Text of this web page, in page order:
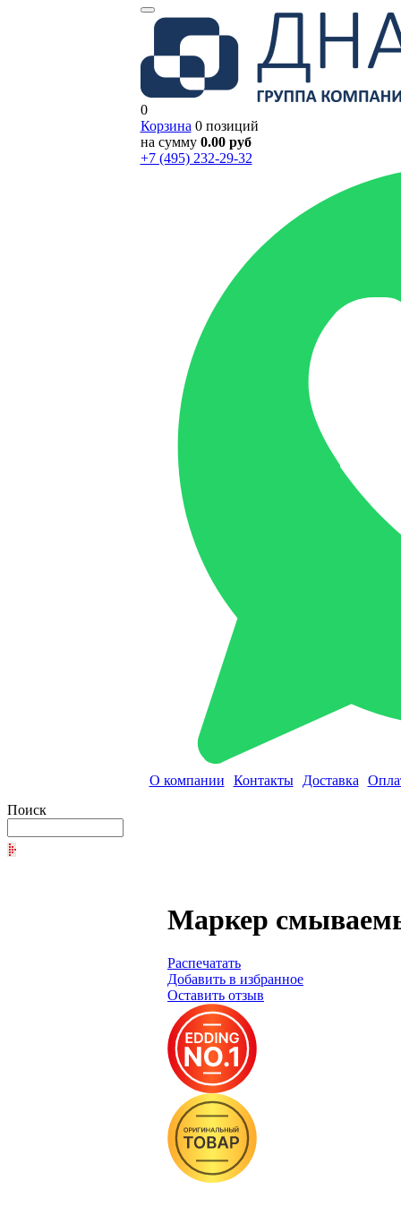
0
Корзина 0 позиций
на сумму 0.00 руб
+7 (495) 232-29-32
О компании Контакты Доставка
Поиск
Мaркер
Распечатать
Добавить в избранное
Оставить отзыв